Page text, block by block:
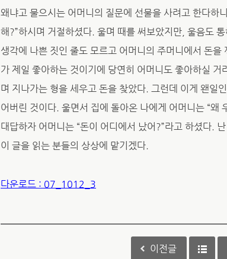
왜냐고 물으시는 어머니의 질문에 선물을 사려고 한다하
해?”하시며 거절하셨다. 울며 때를 써보았지만, 울음도
생각에 나쁜 짓인 줄도 모르고 어머니의 주머니에서 돈
가 제일 좋아하는 것이기에 당연히 어머니도 좋아하실 거
며 지나가는 형을 세우고 돈을 찾았다. 그런데 이게 왠일
어버린 것이다. 울면서 집에 돌아온 나에게 어머니는 “왜
대답하자 어머니는 “돈이 어디에서 났어?”라고 하셨다.
이 글을 읽는 분들의 상상에 맡기겠다.
다운로드 : 07_1012_3
이전글